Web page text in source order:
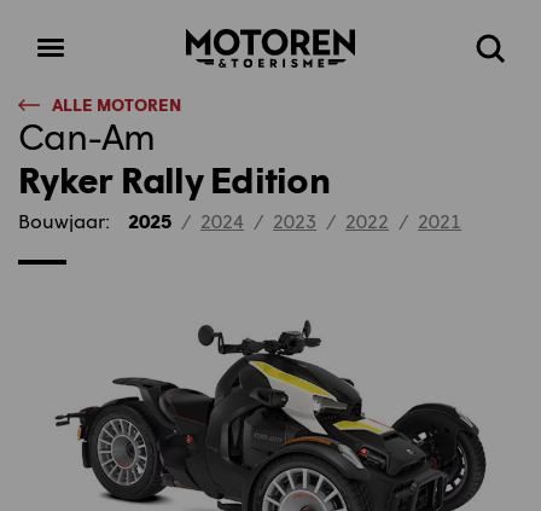
Open
Homepage Zoeken
ALLE MOTOREN
Can-Am
Ryker Rally Edition
Bouwjaar: 2025 / 2024 / 2023 / 2022 / 2021